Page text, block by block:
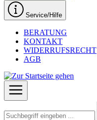
Service/Hilfe
BERATUNG
KONTAKT
WIDERRUFSRECHT
AGB